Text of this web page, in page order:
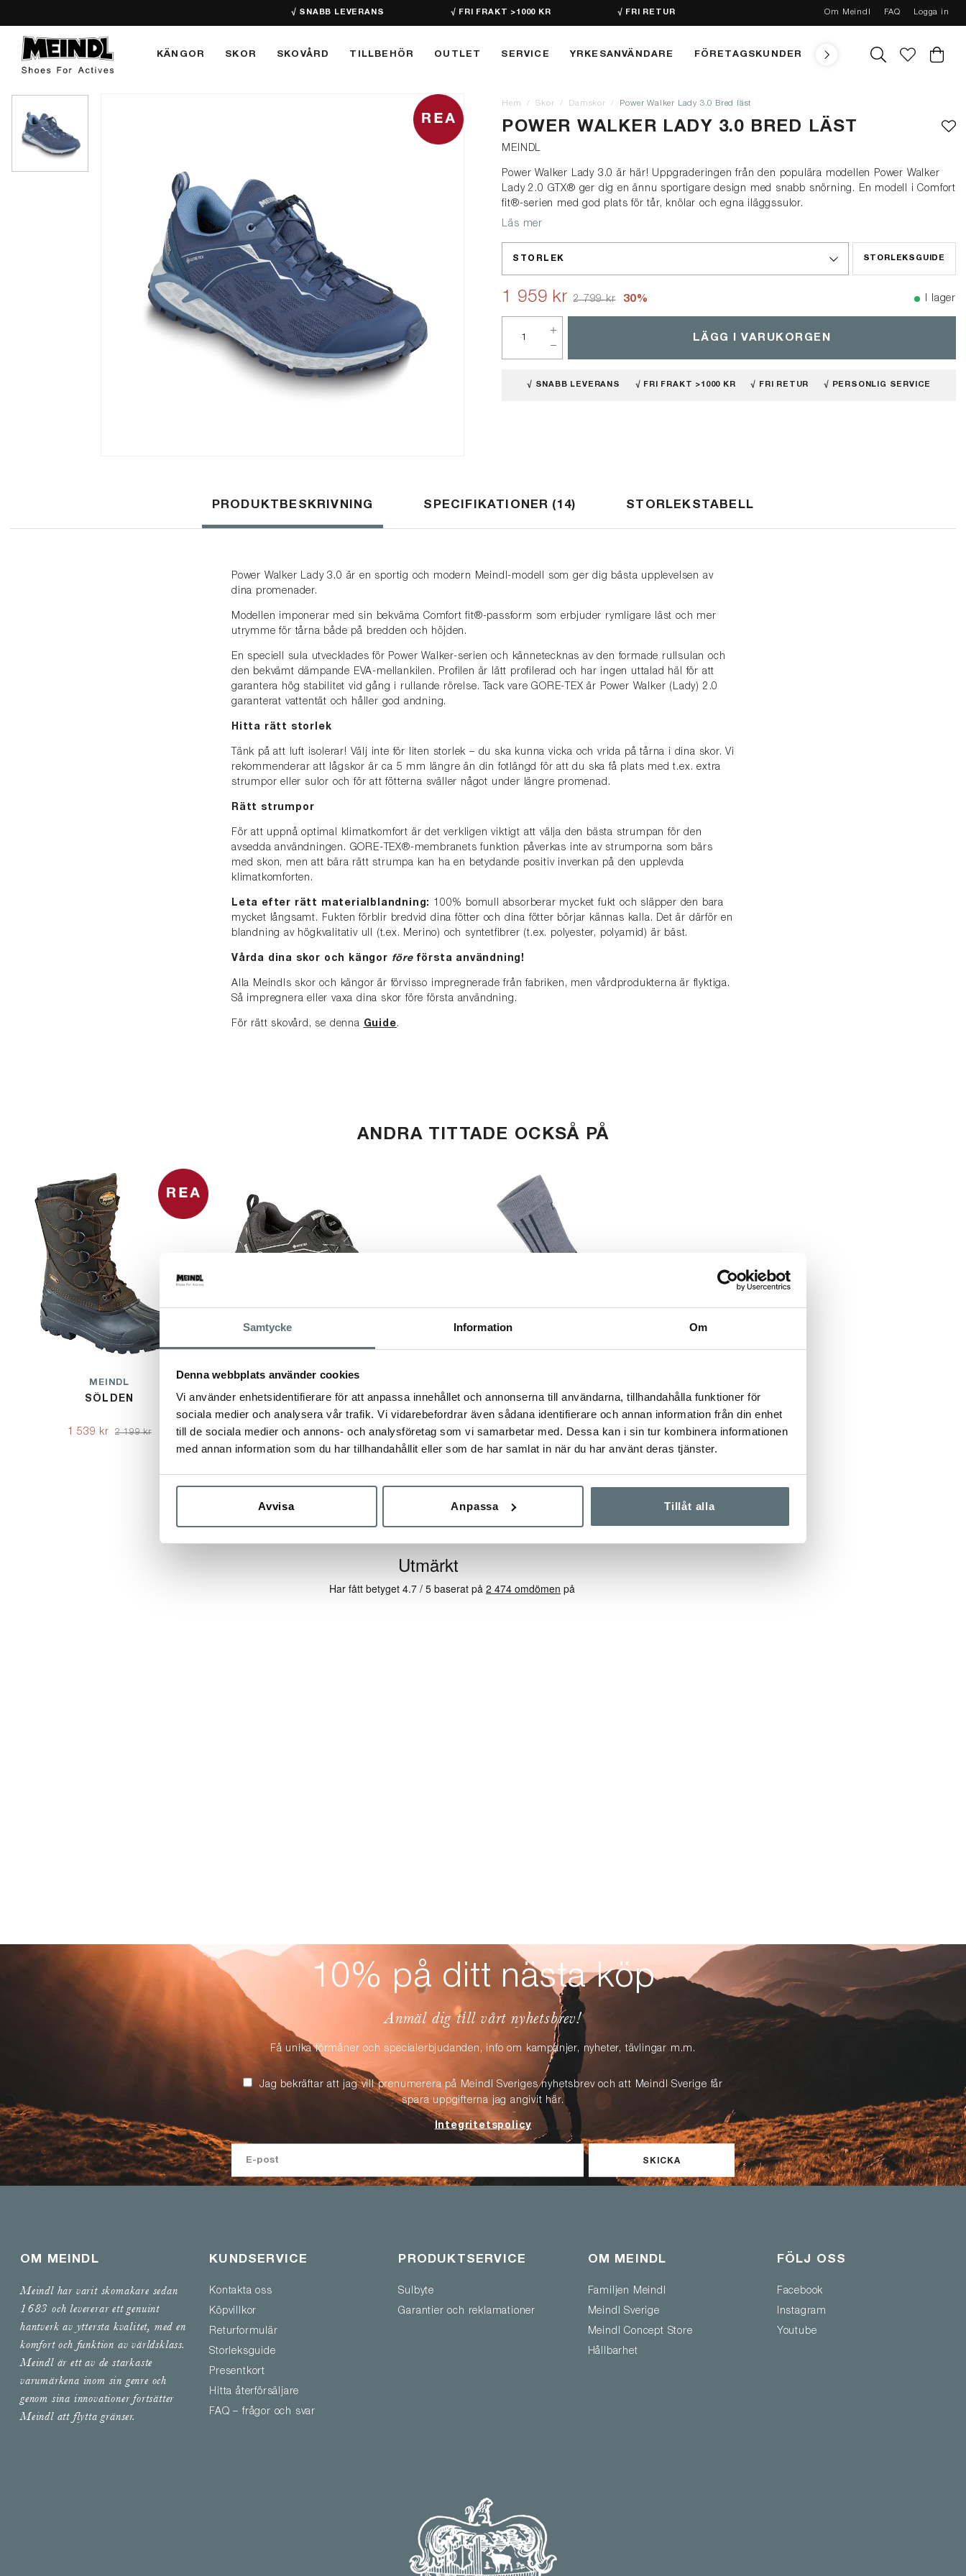
Samtycke Information Om
Denna webbplats använder cookies
Vi använder enhetsidentifierare för att anpassa innehållet och annonserna till användarna, tillhandahålla funktioner för
sociala medier och analysera vår trafik. Vi vidarebefordrar även sådana identifierare och annan information från din enhet
till de sociala medier och annons- och analysföretag som vi samarbetar med. Dessa kan i sin tur kombinera informationen
med annan information som du har tillhandahållit eller som de har samlat in när du har använt deras tjänster.
Avvisa Anpassa Tillåt alla
√ SNABB LEVERANS √ FRI FRAKT >1000 KR √ FRI RETUR Om Meindl FAQ Logga in
KÄNGOR SKOR SKOVÅRD TILLBEHÖR OUTLET SERVICE YRKESANVÄNDARE FÖRETAGSKUNDER TEKNIK MEINDL
Hem Skor Damskor Power Walker Lady 3.0 Bred läst
POWER WALKER LADY 3.0 BRED LÄST
MEINDL
Power Walker Lady 3.0 är här! Uppgraderingen från den populära modellen Power Walker
Lady 2.0 GTX® ger dig en ännu sportigare design med snabb snörning. En modell i Comfort
fit®-serien med god plats för tår, knölar och egna iläggssulor.
Läs mer
STORLEKSGUIDE
STORLEK
1 959 kr 2 799 kr 30% I lager
LÄGG I VARUKORGEN
√ SNABB LEVERANS √ FRI FRAKT >1000 KR √ FRI RETUR √ PERSONLIG SERVICE
PRODUKTBESKRIVNING SPECIFIKATIONER 14 STORLEKSTABELL
Power Walker Lady 3.0 är en sportig och modern Meindl-modell som ger dig bästa upplevelsen av
dina promenader.
Modellen imponerar med sin bekväma Comfort fit®-passform som erbjuder rymligare läst och mer
utrymme för tårna både på bredden och höjden.
En speciell sula utvecklades för Power Walker-serien och kännetecknas av den formade rullsulan och
den bekvämt dämpande EVA-mellankilen. Profilen är lätt profilerad och har ingen uttalad häl för att
garantera hög stabilitet vid gång i rullande rörelse. Tack vare GORE-TEX är Power Walker (Lady) 2.0
garanterat vattentät och håller god andning.
Hitta rätt storlek
Tänk på att luft isolerar! Välj inte för liten storlek – du ska kunna vicka och vrida på tårna i dina skor. Vi
rekommenderar att lågskor är ca 5 mm längre än din fotlängd för att du ska få plats med t.ex. extra
strumpor eller sulor och för att fötterna sväller något under längre promenad.
Rätt strumpor
För att uppnå optimal klimatkomfort är det verkligen viktigt att välja den bästa strumpan för den
avsedda användningen. GORE-TEX®-membranets funktion påverkas inte av strumporna som bärs
med skon, men att bära rätt strumpa kan ha en betydande positiv inverkan på den upplevda
klimatkomforten.
Leta efter rätt materialblandning:
100% bomull absorberar mycket fukt och släpper den bara
mycket långsamt. Fukten förblir bredvid dina fötter och dina fötter börjar kännas kalla. Det är därför en
blandning av högkvalitativ ull (t.ex. Merino) och syntetfibrer (t.ex. polyester, polyamid) är bäst.
Vårda dina skor och kängor föreförsta användning!
Alla Meindls skor och kängor är förvisso impregnerade från fabriken, men vårdprodukterna är flyktiga.
Så impregnera eller vaxa dina skor före första användning.
För rätt skovård, se denna Guide.
ANDRA TITTADE OCKSÅ PÅ
MEINDL
SÖLDEN
1 539 kr 2 199 kr
ABANO LADY GTX® (BOA®)
BRED LÄST
2 999 kr
VANDRING "MERINO" DAM
329 kr
10% på ditt nästa köp
Anmäl dig till vårt nyhetsbrev!
Få unika förmåner och specialerbjudanden, info om kampanjer, nyheter, tävlingar m.m.
Jag bekräftar att jag vill prenumerera på Meindl Sveriges nyhetsbrev och att Meindl Sverige får
spara uppgifterna jag angivit här.
Integritetspolicy
SKICKA
OM MEINDL
Meindl har varit skomakare sedan
1683 och levererar ett genuint
hantverk av yttersta kvalitet, med en
komfort och funktion av världsklass.
Meindl är ett av de starkaste
varumärkena inom sin genre och
genom sina innovationer fortsätter
Meindl att flytta gränser.
KUNDSERVICE
Kontakta oss
Köpvillkor
Returformulär
Storleksguide
Presentkort
Hitta återförsäljare
FAQ – frågor och svar
PRODUKTSERVICE
Sulbyte
Garantier och reklamationer
OM MEINDL
Familjen Meindl
Meindl Sverige
Meindl Concept Store
Hållbarhet
FÖLJ OSS
Facebook
Instagram
Youtube